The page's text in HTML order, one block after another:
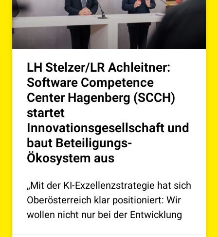
LH Stelzer/LR Achleitner:
Software Competence
Center Hagenberg (SCCH)
startet
Innovationsgesellschaft und
baut Beteiligungs-
Ökosystem aus
„Mit der KI-Exzellenzstrategie hat sich
Oberösterreich klar positioniert: Wir
wollen nicht nur bei der Entwicklung